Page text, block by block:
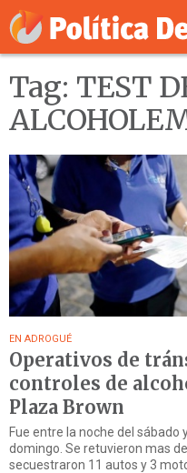
Tag: TEST
EN ADROGUÉ
Operativos de
controles de
Plaza Brown
Fue entre la noche del sábado
domingo. Se retuvieron mas
secuestraron 11 autos y 3